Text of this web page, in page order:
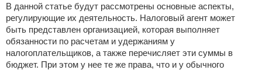
В данной статье будут рассмотрены основные аспекты,
регулирующие их деятельность. Налоговый агент может
быть представлен организацией, которая выполняет
обязанности по расчетам и удержаниям у
налогоплательщиков, а также перечисляет эти суммы в
бюджет. При этом у нее те же права, что и у обычного